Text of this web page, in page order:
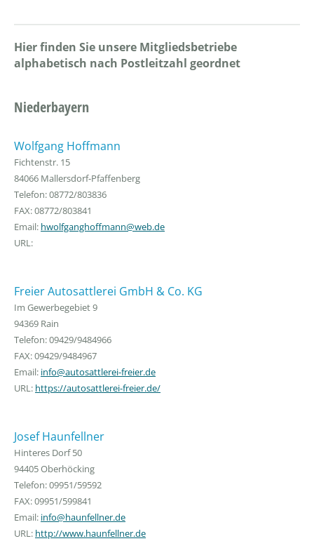
Hier finden Sie unsere Mitgliedsbetriebe
alphabetisch nach Postleitzahl geordnet
Niederbayern
Wolfgang Hoffmann
Fichtenstr. 15
84066 Mallersdorf-Pfaffenberg
Telefon: 08772/803836
FAX: 08772/803841
Email: hwolfganghoffmann@web.de
URL:
Freier Autosattlerei GmbH & Co. KG
Im Gewerbegebiet 9
94369 Rain
Telefon: 09429/9484966
FAX: 09429/9484967
Email: info@autosattlerei-freier.de
URL: https://autosattlerei-freier.de/
Josef Haunfellner
Hinteres Dorf 50
94405 Oberhöcking
Telefon: 09951/59592
FAX: 09951/599841
Email: info@haunfellner.de
URL: http://www.haunfellner.de